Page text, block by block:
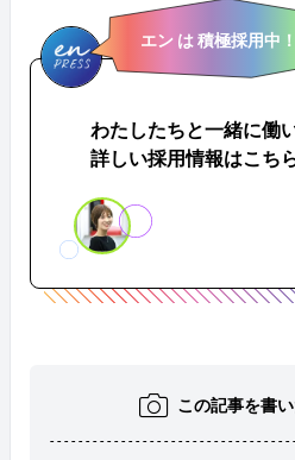
エン は 積極採用中！
わたしたちと一緒に働
詳しい採用情報はこち
この記事を書